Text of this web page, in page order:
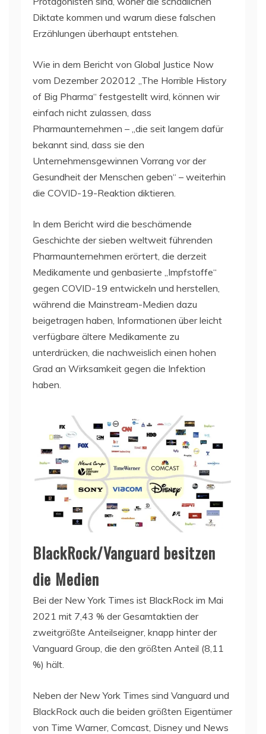
Diktate kommen und warum diese falschen
Erzählungen überhaupt entstehen.
Wie in dem Bericht von Global Justice Now
vom Dezember 202012 „The Horrible History
of Big Pharma“ festgestellt wird, können wir
einfach nicht zulassen, dass
Pharmaunternehmen – „die seit langem dafür
bekannt sind, dass sie den
Unternehmensgewinnen Vorrang vor der
Gesundheit der Menschen geben“ – weiterhin
die COVID-19-Reaktion diktieren.
In dem Bericht wird die beschämende
Geschichte der sieben weltweit führenden
Pharmaunternehmen erörtert, die derzeit
Medikamente und genbasierte „Impfstoffe“
gegen COVID-19 entwickeln und herstellen,
während die Mainstream-Medien dazu
beigetragen haben, Informationen über leicht
verfügbare ältere Medikamente zu
unterdrücken, die nachweislich einen hohen
Grad an Wirksamkeit gegen die Infektion
haben.
BlackRock/Vanguard besitzen
die Medien
Bei der New York Times ist BlackRock im Mai
2021 mit 7,43 % der Gesamtaktien der
zweitgrößte Anteilseigner, knapp hinter der
Vanguard Group, die den größten Anteil (8,11
%) hält.
Neben der New York Times sind Vanguard und
BlackRock auch die beiden größten Eigentümer
von Time Warner, Comcast, Disney und News